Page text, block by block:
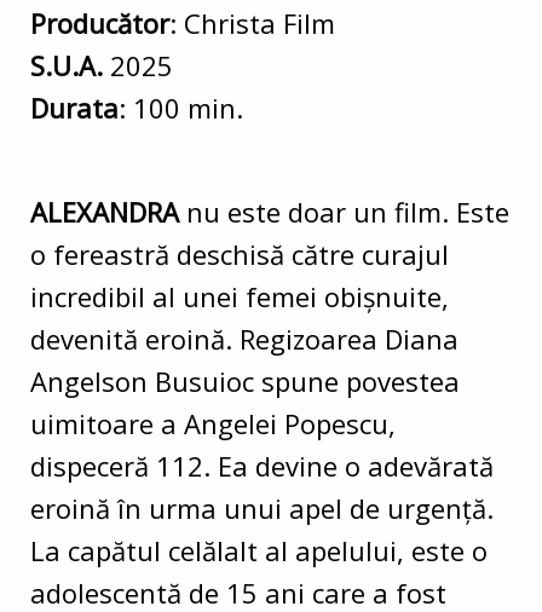
Producător: Christa Film
S.U.A. 2025
Durata: 100 min.
ALEXANDRA nu este doar un film. Este
o fereastră deschisă către curajul
incredibil al unei femei obișnuite,
devenită eroină. Regizoarea Diana
Angelson Busuioc spune povestea
uimitoare a Angelei Popescu,
dispeceră 112. Ea devine o adevărată
eroină în urma unui apel de urgență.
La capătul celălalt al apelului, este o
adolescentă de 15 ani care a fost